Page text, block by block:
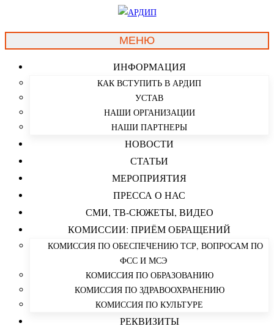
МЕНЮ
ИНФОРМАЦИЯ
КАК ВСТУПИТЬ В АРДИП
УСТАВ
НАШИ ОРГАНИЗАЦИИ
НАШИ ПАРТНЕРЫ
НОВОСТИ
СТАТЬИ
МЕРОПРИЯТИЯ
ПРЕССА О НАС
СМИ, ТВ-СЮЖЕТЫ, ВИДЕО
КОМИССИИ: ПРИЁМ ОБРАЩЕНИЙ
КОМИССИЯ ПО ОБЕСПЕЧЕНИЮ ТСР, ВОПРОСАМ ПО
ФСС И МСЭ
КОМИССИЯ ПО ОБРАЗОВАНИЮ
КОМИССИЯ ПО ЗДРАВООХРАНЕНИЮ
КОМИССИЯ ПО КУЛЬТУРЕ
РЕКВИЗИТЫ